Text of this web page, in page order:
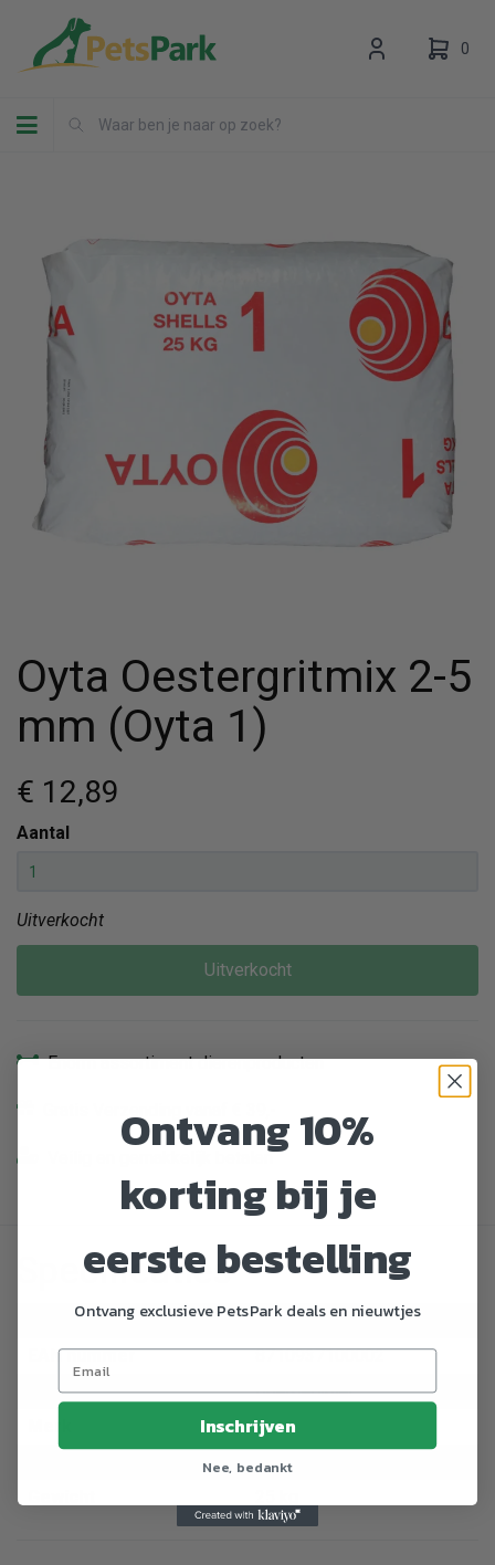
Toggle navigation
0
Uw winkelwagen is leeg.
Vul hem met producten.
Oyta Oestergritmix 2-5
mm (Oyta 1)
€ 12,89
Aantal
Uitverkocht
Uitverkocht
Enorm assortiment dierenproducten
Veilig en gemakkelijk betalen
Specificaties
Artikelnummer
702014
EAN nummer
8710937100002
Dier
Boerderijdier
Oyta
Voer
Ontvang 10%
korting bij je
eerste bestelling
Ontvang exclusieve PetsPark deals en nieuwtjes
Inschrijven
Nee, bedankt